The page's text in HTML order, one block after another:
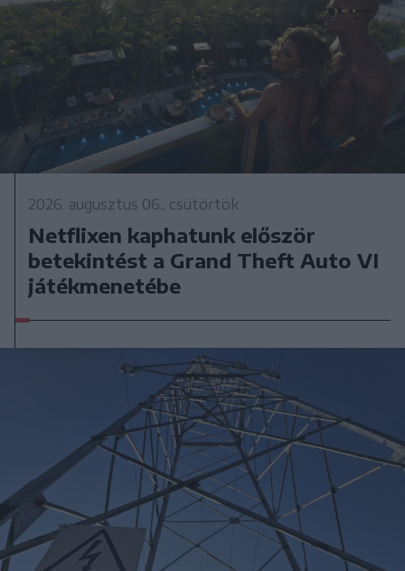
2026. augusztus 06., csütörtök
Netflixen kaphatunk először
betekintést a Grand Theft Auto VI
játékmenetébe